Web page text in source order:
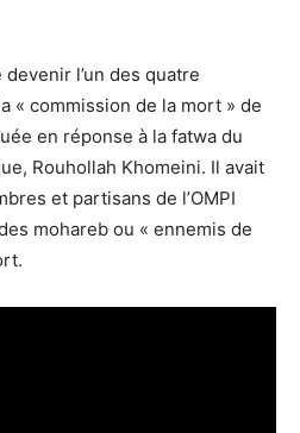
devenir l’un des quatre
« commission de la mort » de
en réponse à la fatwa du
Rouhollah Khomeini. Il avait
et partisans de l’OMPI
mohareb ou « ennemis de